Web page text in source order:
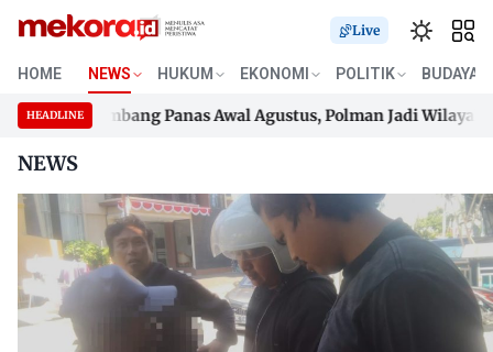
Skip
content
Live
HOME NEWS HUKUM EKONOMI POLITIK BUDAYA
HEADLINE
Gelombang Panas Awal Agustus, Polman Jadi Wilayah
Gelombang Panas Awal Agustus, Polman Jadi Wilayah
NEWS